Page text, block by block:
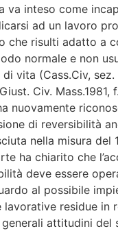
va inteso come
ad un lavoro
che risulti adatto a
normale e non
vita (Cass.Civ, sez.
Civ. Mass.1981,
nuovamente
di reversibilità
nella misura del
ha chiarito che
deve essere
al possibile
lavorative residue in
generali attitudini del